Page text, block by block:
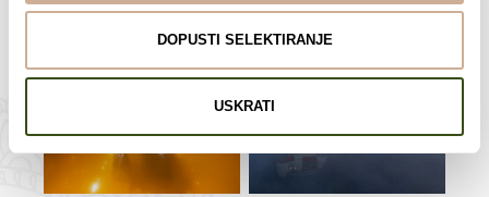
DOPUSTI SELEKTIRANJE
USKRATI
Limited Edition Fotografije